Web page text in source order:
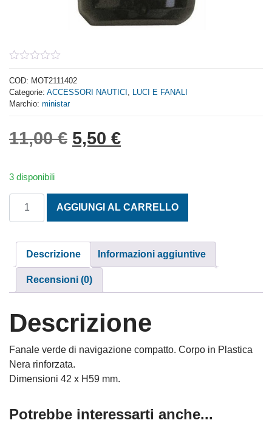
out
of
5
COD: MOT2111402
Categorie: ACCESSORI NAUTICI
LUCI E FANALI
Marchio: ministar
11,00€ Il prezzo originale era:
5,50 €Il prezzo attuale
3 disponibili
AGGIUNGI AL CARRELLO
Descrizione Informazioni aggiuntive
Recensioni (0)
Descrizione
Fanale verde di navigazione compatto. Corpo in Plastica
Nera rinforzata.
Dimensioni 42 x H59 mm.
Potrebbe interessarti anche...